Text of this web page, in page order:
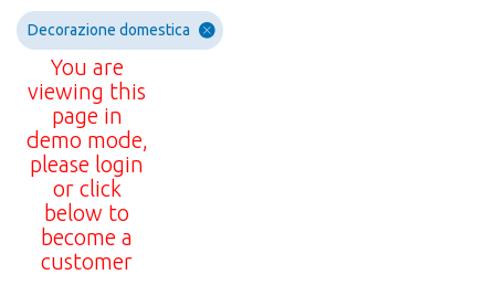
Decorazione domestica
You are
viewing this
page in
demo mode,
please login
or click
below to
become a
customer